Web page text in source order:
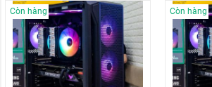
Còn hàng Còn hàng